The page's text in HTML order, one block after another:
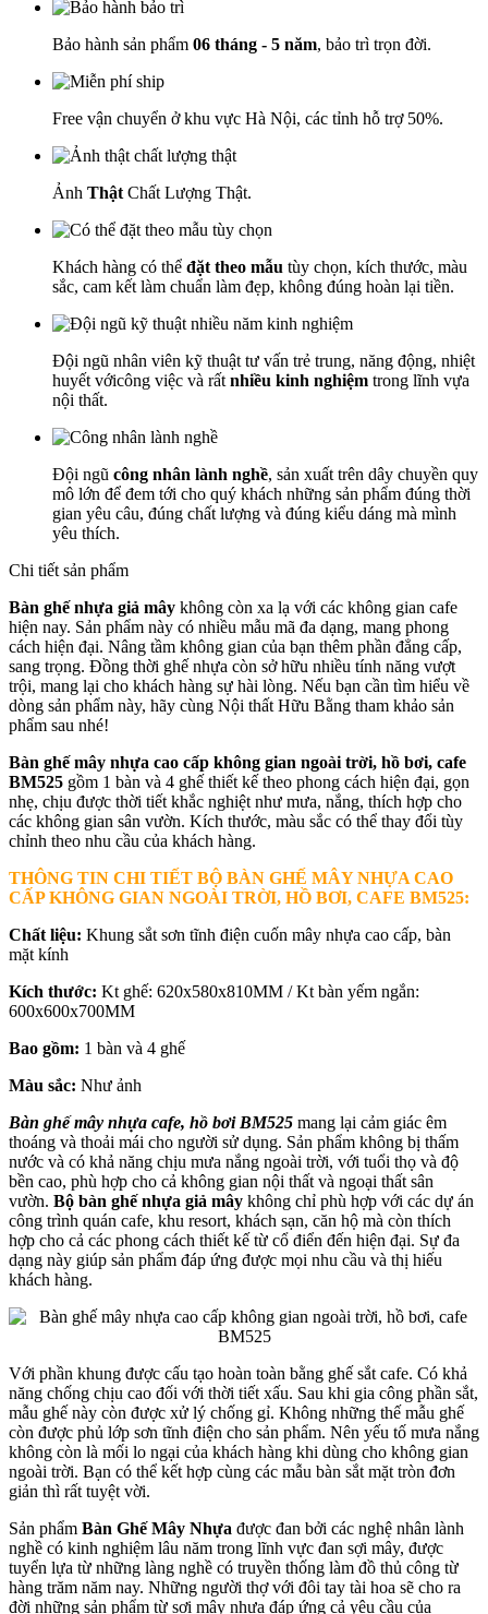
Bảo hành sản phẩm 06 tháng - 5 năm, bảo trì trọn đời.
Free vận chuyển ở khu vực Hà Nội, các tỉnh hỗ trợ 50%.
Ảnh Thật Chất Lượng Thật.
Khách hàng có thể đặt theo mẫu tùy chọn, kích thước, màu
sắc, cam kết làm chuẩn làm đẹp, không đúng hoàn lại tiền.
Đội ngũ nhân viên kỹ thuật tư vấn trẻ trung, năng động, nhiệt
huyết vớicông việc và rất nhiều kinh nghiệm trong lĩnh vựa
nội thất.
Đội ngũ công nhân lành nghề, sản xuất trên dây chuyền quy
mô lớn để đem tới cho quý khách những sản phẩm đúng thời
gian yêu câu, đúng chất lượng và đúng kiểu dáng mà mình
yêu thích.
Chi tiết sản phẩm
Bàn ghế nhựa giả mây không còn xa lạ với các không gian cafe
hiện nay. Sản phẩm này có nhiều mẫu mã đa dạng, mang phong
cách hiện đại. Nâng tầm không gian của bạn thêm phần đẳng cấp,
sang trọng. Đồng thời ghế nhựa còn sở hữu nhiều tính năng vượt
trội, mang lại cho khách hàng sự hài lòng. Nếu bạn cần tìm hiểu về
dòng sản phẩm này, hãy cùng Nội thất Hữu Bằng tham khảo sản
phẩm sau nhé!
Bàn ghế mây nhựa cao cấp không gian ngoài trời, hồ bơi, cafe
BM525 gồm 1 bàn và 4 ghế thiết kế theo phong cách hiện đại, gọn
nhẹ, chịu được thời tiết khắc nghiệt như mưa, nắng, thích hợp cho
các không gian sân vườn. Kích thước, màu sắc có thể thay đổi tùy
chỉnh theo nhu cầu của khách hàng.
THÔNG TIN CHI TIẾT BỘ BÀN GHẾ MÂY NHỰA CAO
CẤP KHÔNG GIAN NGOÀI TRỜI, HỒ BƠI, CAFE BM525:
Chất liệu: Khung sắt sơn tĩnh điện cuốn mây nhựa cao cấp, bàn
mặt kính
Kích thước: Kt ghế: 620x580x810MM / Kt bàn yếm ngắn:
600x600x700MM
Bao gồm: 1 bàn và 4 ghế
Màu sắc: Như ảnh
Bàn ghế mây nhựa cafe, hồ bơi BM525 mang lại cảm giác êm
thoáng và thoải mái cho người sử dụng. Sản phẩm không bị thấm
nước và có khả năng chịu mưa nắng ngoài trời, với tuổi thọ và độ
bền cao, phù hợp cho cả không gian nội thất và ngoại thất sân
vườn. Bộ bàn ghế nhựa giả mây không chỉ phù hợp với các dự án
công trình quán cafe, khu resort, khách sạn, căn hộ mà còn thích
hợp cho cả các phong cách thiết kế từ cổ điển đến hiện đại. Sự đa
dạng này giúp sản phẩm đáp ứng được mọi nhu cầu và thị hiếu
khách hàng.
Với phần khung được cấu tạo hoàn toàn bằng ghế sắt cafe. Có khả
năng chống chịu cao đối với thời tiết xấu. Sau khi gia công phần sắt,
mẫu ghế này còn được xử lý chống gỉ. Không những thế mẫu ghế
còn được phủ lớp sơn tĩnh điện cho sản phẩm. Nên yếu tố mưa nắng
không còn là mối lo ngại của khách hàng khi dùng cho không gian
ngoài trời. Bạn có thể kết hợp cùng các mẫu bàn sắt mặt tròn đơn
giản thì rất tuyệt vời.
Sản phẩm Bàn Ghế Mây Nhựa được đan bởi các nghệ nhân lành
nghề có kinh nghiệm lâu năm trong lĩnh vực đan sợi mây, được
tuyển lựa từ những làng nghề có truyền thống làm đồ thủ công từ
hàng trăm năm nay. Những người thợ với đôi tay tài hoa sẽ cho ra
đời những sản phẩm từ sợi mây nhựa đáp ứng cả yêu cầu của